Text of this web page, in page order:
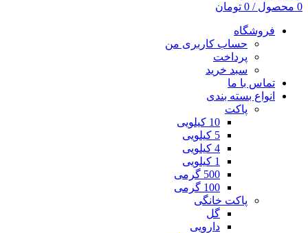
0 محصول /
0 تومان
فروشگاه
حساب کاربری من
پرداخت
سبد خرید
تماس با ما
انواع بسته بندی
پاکت
10 کیلویی
5 کیلویی
4 کیلویی
1 کیلویی
500 گرمی
100 گرمی
پاکت خانگی
گل
دارویی